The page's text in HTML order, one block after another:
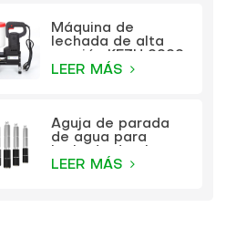
Máquina de
lechada de alta
LEER MÁS
Aguja de parada
de agua para
presión KEZU
LEER MÁS